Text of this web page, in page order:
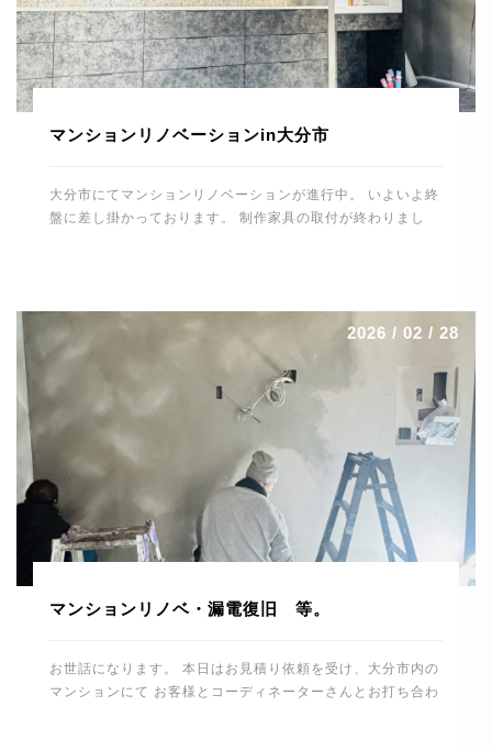
で最後まで緊張感がありました。 残すはメンテ […]
マンションリノベーションin大分市
大分市にてマンションリノベーションが進行中。 いよいよ終
盤に差し掛かっております。 制作家具の取付が終わりまし
後の大物はキッチンの施工。 トーヨーキッチンを据えればあ
とはメンテナンスとなります。 養生をはずすのが楽しみで
す。 最後まで丁寧に頑張りたいと思います。 では、明日も
ご安全に。 よろしくお願いします。 河野
2026 / 02 / 28
マンションリノベ・漏電復旧 等。
お世話になります。 本日はお見積り依頼を受け、大分市内の
マンションにて お客様とコーディネーターさんとお打ち合わ